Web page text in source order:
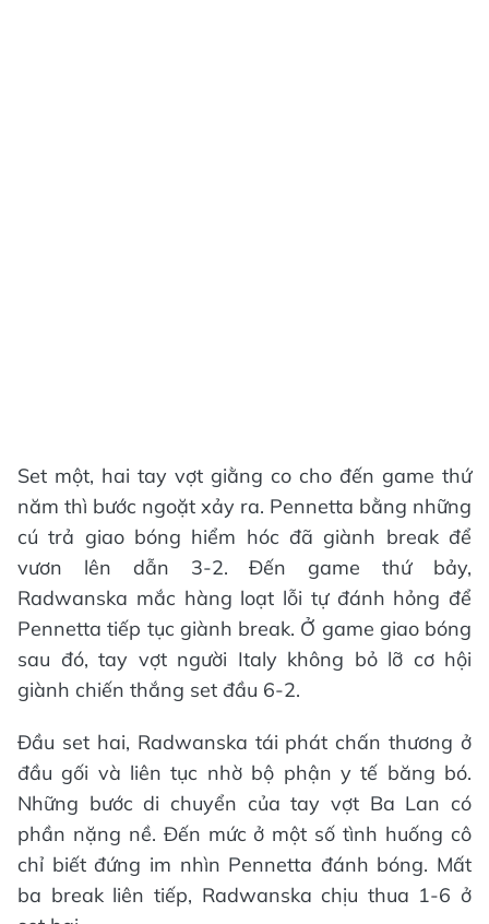
Set một, hai tay vợt giằng co cho đến game thứ
năm thì bước ngoặt xảy ra. Pennetta bằng những
cú trả giao bóng hiểm hóc đã giành break để
vươn lên dẫn 3-2. Đến game thứ bảy,
Radwanska mắc hàng loạt lỗi tự đánh hỏng để
Pennetta tiếp tục giành break. Ở game giao bóng
sau đó, tay vợt người Italy không bỏ lỡ cơ hội
giành chiến thắng set đầu 6-2.
Đầu set hai, Radwanska tái phát chấn thương ở
đầu gối và liên tục nhờ bộ phận y tế băng bó.
Những bước di chuyển của tay vợt Ba Lan có
phần nặng nề. Đến mức ở một số tình huống cô
chỉ biết đứng im nhìn Pennetta đánh bóng. Mất
ba break liên tiếp, Radwanska chịu thua 1-6 ở